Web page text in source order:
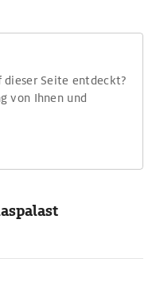
Seite entdeckt?
von Ihnen und